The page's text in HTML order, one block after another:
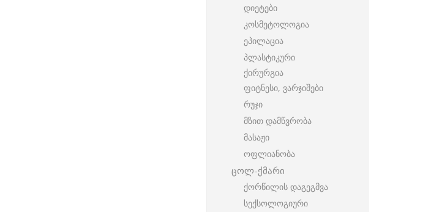
დიეტები
კოსმეტოლოგია
ეპილაცია
პლასტიკური
ქირურგია
ფიტნესი, ვარჯიშები
რუჯი
მზით დამწვრობა
მასაჟი
ოფლიანობა
ცოლ-ქმარი
ქორწილის დაგეგმვა
სექსოლოგიური